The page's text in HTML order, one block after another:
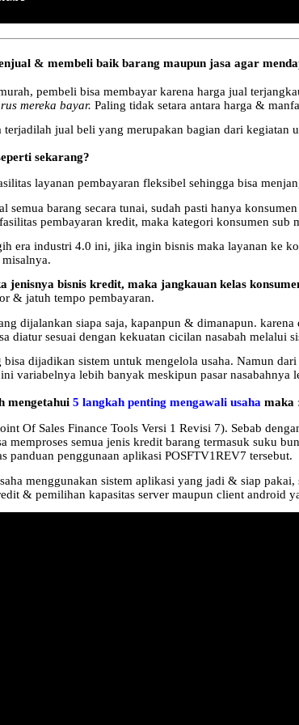
& membeli baik barang maupun jasa agar
pembeli bisa membayar karena harga jual
mereka bayar. Paling tidak setara antara harga &
jual beli yang merupakan bagian dari kegiatan
sekarang?
layanan pembayaran fleksibel sehingga bisa
semua barang secara tunai, sudah pasti hanya
pembayaran kredit, maka kategori konsumen
era industri 4.0 ini, jika ingin bisnis maka layanan ke
jenisnya bisnis kredit, maka jangkauan kelas
& jatuh tempo pembayaran.
dijalankan siapa saja, kapanpun & dimanapun.
diatur sesuai dengan kekuatan cicilan nasabah melalui
dijadikan sistem untuk mengelola usaha. Namun
variabelnya lebih banyak meskipun pasar nasabahnya
mengetahui 5 langkah penting mengawali usaha maka
Of Sales Finance Tools Versi 1 Revisi 7). Sebab
memproses semua jenis kredit barang termasuk suku
panduan penggunaan aplikasi POSFTV1REV7 tersebut.
menggunakan sistem aplikasi yang jadi & siap pakai,
& pemilihan kapasitas server maupun client